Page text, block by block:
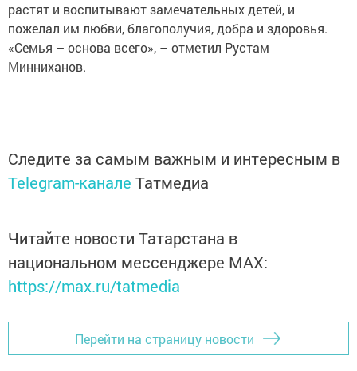
растят и воспитывают замечательных детей, и
пожелал им любви, благополучия, добра и здоровья.
«Семья – основа всего», – отметил Рустам
Минниханов.
Следите за самым важным и интересным в
Telegram-канале Татмедиа
Читайте новости Татарстана в
национальном мессенджере MАХ:
https://max.ru/tatmedia
Перейти на страницу новости